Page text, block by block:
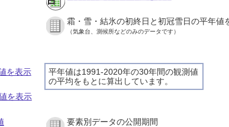
霜・雪・結氷の初終日と初冠雪日の平年値
（気象台、測候所などのみのデータです）
平年値は1991-2020年の30年間の観測値
の平均をもとに算出しています。
を表示
を表示
要素別データの公開期間